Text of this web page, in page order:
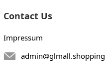
Contact Us
Impressum
admin@glmall.shopping